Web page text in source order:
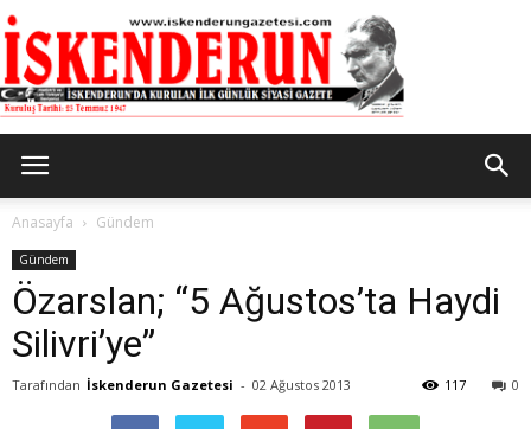
Gazetesi
Anasayfa Gündem
Gündem
Özarslan; “5 Ağustos’ta Haydi
Silivri’ye”
Tarafından İskenderun Gazetesi - 02 Ağustos 2013 0
117